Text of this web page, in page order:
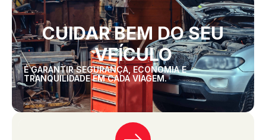
CUIDAR BEM DO SEU
VEÍCULO
É GARANTIR SEGURANÇA, ECONOMIA E
TRANQUILIDADE EM CADA VIAGEM.